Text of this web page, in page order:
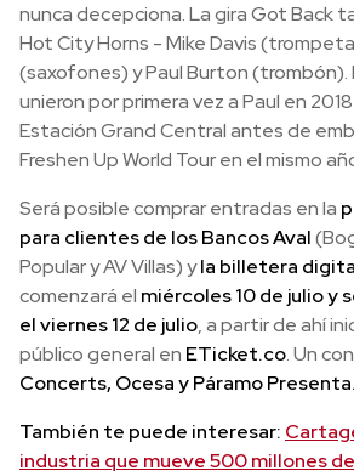
nunca decepciona. La gira Got Back
Hot City Horns - Mike Davis
(saxofones) y Paul Burton (trombón).
unieron por primera vez a Paul en
Estación Grand Central antes de
Freshen Up World Tour en el mismo
Será posible comprar entradas en la
para clientes de los Bancos Aval
Popular y AV Villas) yla billetera
comenzará el miércoles 10 de julio y
el viernes 12 de julio, a partir de ahí
público general en ETicket.co. Un
Concerts, Ocesa y Páramo Presenta.
También te puede interesar:
industria que mueve 500 millones